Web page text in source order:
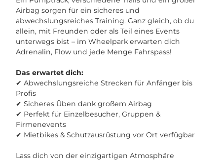
Airbag sorgen für ein sicheres und
abwechslungsreiches Training. Ganz gleich, ob du
allein, mit Freunden oder als Teil eines Events
unterwegs bist – im Wheelpark erwarten dich
Adrenalin, Flow und jede Menge Fahrspass!
Das erwartet dich:
✔ Abwechslungsreiche Strecken für Anfänger bis
Profis
✔ Sicheres Üben dank großem Airbag
✔ Perfekt für Einzelbesucher, Gruppen &
Firmenevents
✔ Mietbikes & Schutzausrüstung vor Ort verfügbar
Lass dich von der einzigartigen Atmosphäre